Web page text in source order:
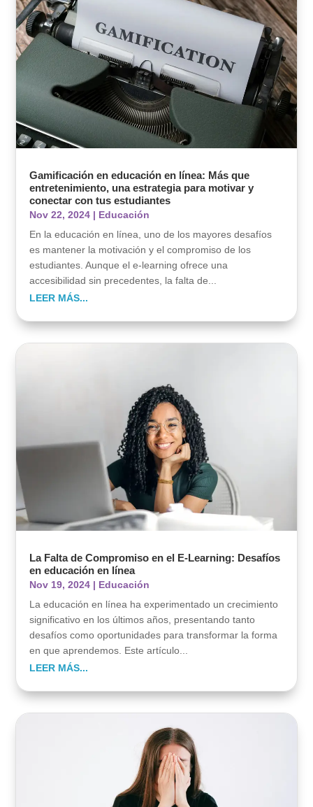
Gamificación en educación en línea: Más que
entretenimiento, una estrategia para motivar y
conectar con tus estudiantes
Nov 22, 2024 | Educación
En la educación en línea, uno de los mayores desafíos
es mantener la motivación y el compromiso de los
estudiantes. Aunque el e-learning ofrece una
accesibilidad sin precedentes, la falta de...
LEER MÁS...
La Falta de Compromiso en el E-Learning: Desafíos
en educación en línea
Nov 19, 2024 | Educación
La educación en línea ha experimentado un crecimiento
significativo en los últimos años, presentando tanto
desafíos como oportunidades para transformar la forma
en que aprendemos. Este artículo...
LEER MÁS...